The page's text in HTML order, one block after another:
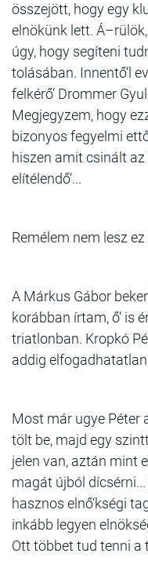
összejött, hogy egy
elnökünk lett.
úgy, hogy segíteni
tolásában. Innentő‘l
felkérő‘ Drommer
Megjegyzem, hogy
bizonyos fegyelmi
hiszen amit csinált az
elítélendő‘...
Remélem nem lesz
A Márkus Gábor
korábban írtam, ő‘ is
triatlonban. Kropkó
addig
Most már ugye Péter
tölt be, majd egy
jelen van, aztán mint
magát újból
hasznos elnő‘kségi
inkább legyen
Ott többet tud tenni a